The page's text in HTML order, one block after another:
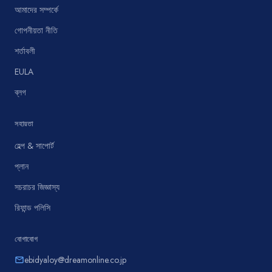
আমাদের সম্পর্কে
গোপনীয়তা নীতি
শর্তাবলী
EULA
ব্লগ
সহায়তা
হেল্প & সাপোর্ট
প্লান
সচরাচর জিজ্ঞাস্য
রিফান্ড পলিসি
যোগাযোগ
emailebidyaloy@dreamonline.co.jp